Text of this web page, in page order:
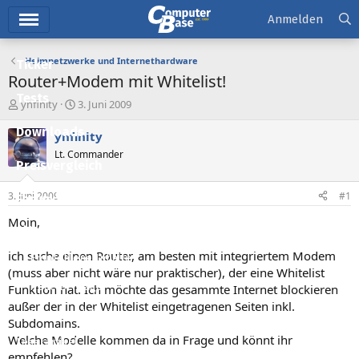
Ticker
Tests
Downloads
Preisvergleich
Forum
Aktuelles
Empfohlene Inhalte
Neue Beiträge
Neueste Aktivitäten
Leserartikel
Anmelden
Heimnetzwerke und Internethardware
Router+Modem mit Whitelist!
E
s
t
e
e
r
ynfinity
E
s
e
t
3. Juni 2009
ynfinity
Lt. Commander
3. Juni 2009 #1
Moin,
ich suche einen Router, am besten mit integriertem Modem
(muss aber nicht wäre nur praktischer), der eine Whitelist
Funktion hat. Ich möchte das gesammte Internet blockieren
außer der in der Whitelist eingetragenen Seiten inkl.
Subdomains.
Welche Modelle kommen da in Frage und könnt ihr